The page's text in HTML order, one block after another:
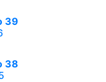
39
38